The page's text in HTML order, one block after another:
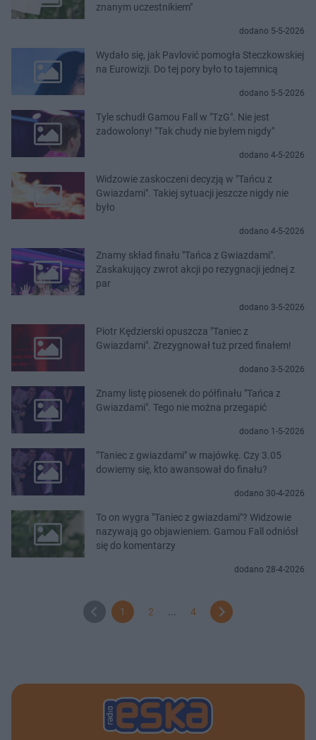
znanym uczestnikiem"
dodano 5-5-2026
Wydało się, jak Pavlović pomogła Steczkowskiej
na Eurowizji. Do tej pory było to tajemnicą
dodano 5-5-2026
Tyle schudł Gamou Fall w "TzG". Nie jest
zadowolony! "Tak chudy nie byłem nigdy"
dodano 4-5-2026
Widzowie zaskoczeni decyzją w "Tańcu z
Gwiazdami". Takiej sytuacji jeszcze nigdy nie
było
dodano 4-5-2026
Znamy skład finału "Tańca z Gwiazdami".
Zaskakujący zwrot akcji po rezygnacji jednej z
par
dodano 3-5-2026
Piotr Kędzierski opuszcza "Taniec z
Gwiazdami". Zrezygnował tuż przed finałem!
dodano 3-5-2026
Znamy listę piosenek do półfinału "Tańca z
Gwiazdami". Tego nie można przegapić
dodano 1-5-2026
"Taniec z gwiazdami" w majówkę. Czy 3.05
dowiemy się, kto awansował do finału?
dodano 30-4-2026
To on wygra "Taniec z gwiazdami"? Widzowie
nazywają go objawieniem. Gamou Fall odniósł
się do komentarzy
dodano 28-4-2026
1 2 4